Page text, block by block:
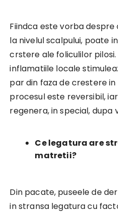
Fiindca este vorba
la nivelul scalpului, poate
crstere ale foliculilor
inflamatiile locale
par din faza de crestere
procesul este reversibil,
regenera, in special, dupa
Ce legatura are
matretii?
Din pacate, puseele de
in stransa legatura cu